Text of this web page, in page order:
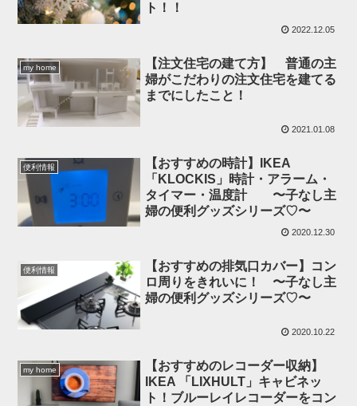
ト！！
2022.12.05
my home
【注文住宅の建て方】 普通の主
婦がこだわりの注文住宅を建てる
までにしたこと！
2021.01.08
便利情報
【おすすめの時計】IKEA
「KLOCKIS」時計・アラーム・
タイマー・温度計 〜子なし主
婦の便利グッズシリーズ♡〜
2020.12.30
便利情報
【おすすめの排気口カバー】コン
ロ周りをきれいに！ 〜子なし主
婦の便利グッズシリーズ♡〜
2020.10.22
my home
【おすすめのレコーダー収納】
IKEA 「LIXHULT」キャビネッ
ト！ブルーレイレコーダーをコン